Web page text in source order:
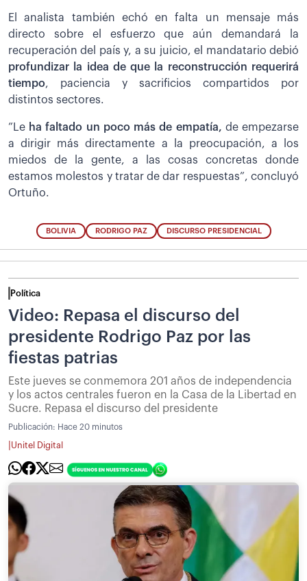
El analista también echó en falta un mensaje más
directo sobre el esfuerzo que aún demandará la
recuperación del país y, a su juicio, el mandatario debió
profundizar la idea de que la reconstrucción requerirá
tiempo, paciencia y sacrificios compartidos por
distintos sectores.
”Le ha faltado un poco más de empatía, de empezarse
a dirigir más directamente a la preocupación, a los
miedos de la gente, a las cosas concretas donde
estamos molestos y tratar de dar respuestas”, concluyó
Ortuño.
BOLIVIA RODRIGO PAZ DISCURSO PRESIDENCIAL
Política
Video: Repasa el discurso del
presidente Rodrigo Paz por las
fiestas patrias
Este jueves se conmemora 201 años de independencia
y los actos centrales fueron en la Casa de la Libertad en
Sucre. Repasa el discurso del presidente
Publicación: Hace 20 minutos
Unitel Digital